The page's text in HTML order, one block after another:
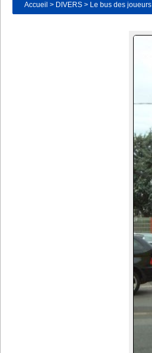
Accueil > DIVERS > Le bus des joueurs